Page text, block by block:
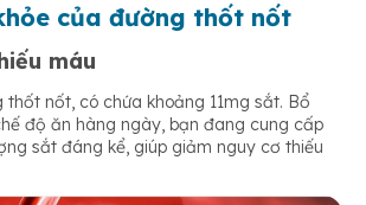
của đường thốt nốt
máu
thốt nốt, có chứa khoảng 11mg sắt. Bổ
độ ăn hàng ngày, bạn đang cung cấp
sắt đáng kể, giúp giảm nguy cơ thiếu